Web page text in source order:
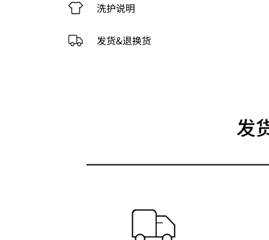
洗护说明
发货&退换货